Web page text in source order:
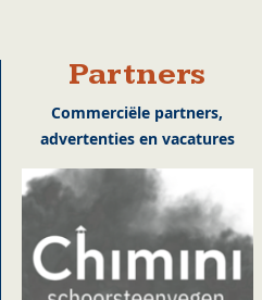
Partners
Commerciële partners,
advertenties en vacatures